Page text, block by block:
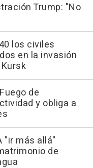
Trump: "No
los civiles
en la invasión
de
y obliga a
"ir más allá"
de